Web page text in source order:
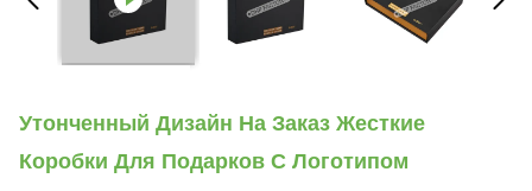
Утонченный Дизайн На Заказ Жесткие
Коробки Для Подарков С Логотипом